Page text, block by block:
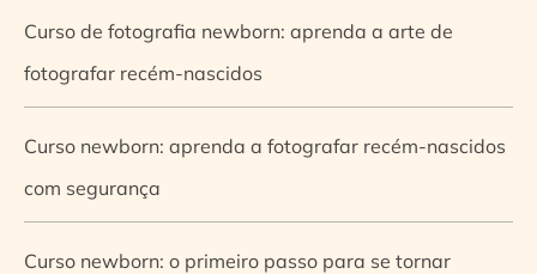
Curso de fotografia newborn: aprenda a arte de
fotografar recém-nascidos
Curso newborn: aprenda a fotografar recém-nascidos
com segurança
Curso newborn: o primeiro passo para se tornar